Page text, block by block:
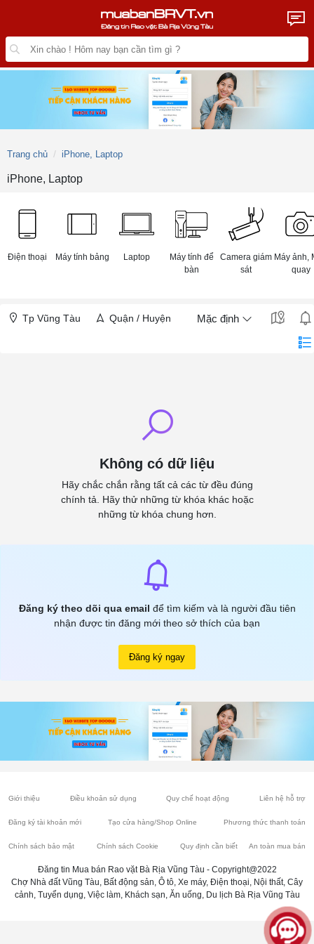
Trang chủ iPhone, Laptop
iPhone, Laptop
Điện thoại Máy tính bảng Laptop
Máy tính để
bàn
Camera giám
sát
Máy ảnh,
quay
Tp Vũng Tàu Quận / Huyện Mặc định
Không có dữ liệu
Hãy chắc chắn rằng tất cả các từ đều đúng
chính tả. Hãy thử những từ khóa khác hoặc
những từ khóa chung hơn.
Đăng ký theo dõi qua email để tìm kiếm và là người đầu tiên
nhận được tin đăng mới theo sở thích của bạn
Đăng ký ngay
Giới thiệu Điều khoản sử dụng Quy chế hoạt động Liên hệ hỗ trợ
Đăng ký tài khoản mới Tạo cửa hàng/Shop Online Phương thức thanh toán
Chính sách bảo mật Chính sách Cookie Quy định cần biết An toàn mua bán
Đăng tin Mua bán Rao vặt Bà Rịa Vũng Tàu - Copyright@2022
Chợ Nhà đất Vũng Tàu, Bất động sản, Ô tô, Xe máy, Điện thoại, Nội thất, Cây
cảnh, Tuyển dụng, Việc làm, Khách sạn, Ăn uống, Du lịch Bà Rịa Vũng Tàu